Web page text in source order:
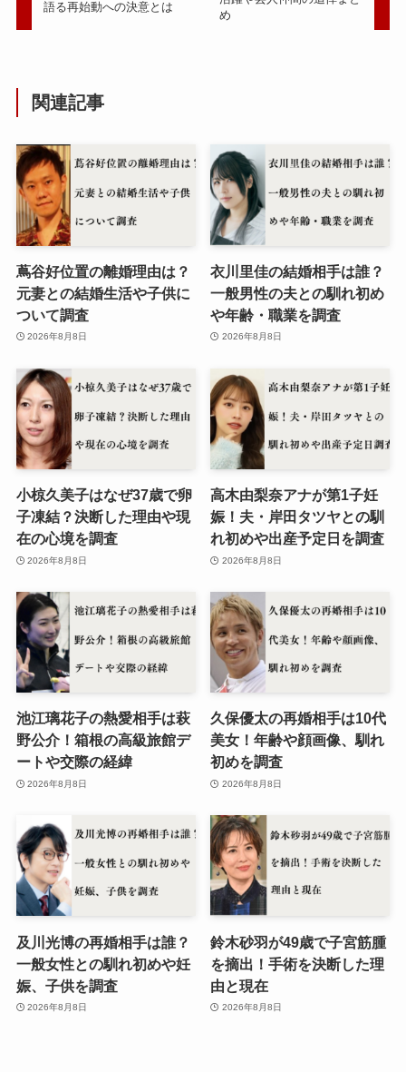
語る再始動への決意とは
め
関連記事
蔦谷好位置の離婚理由は？
元妻との結婚生活や子供に
ついて調査
2026年8月8日
衣川里佳の結婚相手は誰？
一般男性の夫との馴れ初め
や年齢・職業を調査
2026年8月8日
小椋久美子はなぜ37歳で卵
子凍結？決断した理由や現
在の心境を調査
2026年8月8日
高木由梨奈アナが第1子妊
娠！夫・岸田タツヤとの馴
れ初めや出産予定日を調査
2026年8月8日
池江璃花子の熱愛相手は萩
野公介！箱根の高級旅館デ
ートや交際の経緯
2026年8月8日
久保優太の再婚相手は10代
美女！年齢や顔画像、馴れ
初めを調査
2026年8月8日
及川光博の再婚相手は誰？
一般女性との馴れ初めや妊
娠、子供を調査
2026年8月8日
鈴木砂羽が49歳で子宮筋腫
を摘出！手術を決断した理
由と現在
2026年8月8日